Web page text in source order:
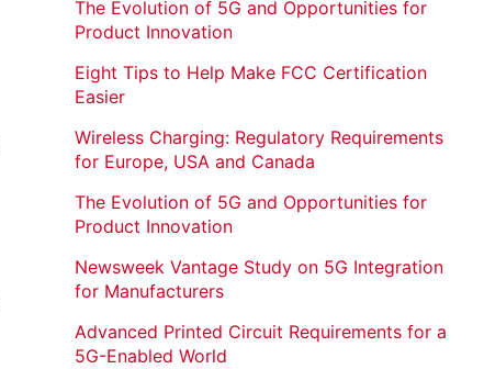
The Evolution of 5G and Opportunities for
Product Innovation
Eight Tips to Help Make FCC Certification
Easier
Wireless Charging: Regulatory Requirements
for Europe, USA and Canada
The Evolution of 5G and Opportunities for
Product Innovation
Newsweek Vantage Study on 5G Integration
for Manufacturers
Advanced Printed Circuit Requirements for a
5G-Enabled World